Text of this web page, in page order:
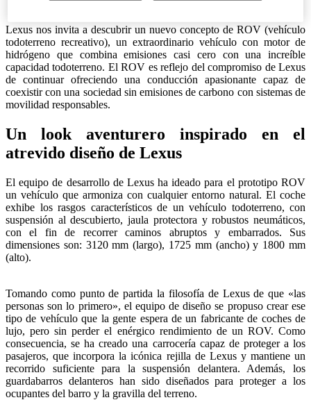
Lexus nos invita a descubrir un nuevo concepto de ROV (vehículo
todoterreno recreativo), un extraordinario vehículo con motor de
hidrógeno que combina emisiones casi cero con una increíble
capacidad todoterreno. El ROV es reflejo del compromiso de Lexus
de continuar ofreciendo una conducción apasionante capaz de
coexistir con una sociedad sin emisiones de carbono con sistemas de
movilidad responsables.
Un look aventurero inspirado en el
atrevido diseño de Lexus
El equipo de desarrollo de Lexus ha ideado para el prototipo ROV
un vehículo que armoniza con cualquier entorno natural. El coche
exhibe los rasgos característicos de un vehículo todoterreno, con
suspensión al descubierto, jaula protectora y robustos neumáticos,
con el fin de recorrer caminos abruptos y embarrados. Sus
dimensiones son: 3120 mm (largo), 1725 mm (ancho) y 1800 mm
(alto).
Tomando como punto de partida la filosofía de Lexus de que «las
personas son lo primero», el equipo de diseño se propuso crear ese
tipo de vehículo que la gente espera de un fabricante de coches de
lujo, pero sin perder el enérgico rendimiento de un ROV. Como
consecuencia, se ha creado una carrocería capaz de proteger a los
pasajeros, que incorpora la icónica rejilla de Lexus y mantiene un
recorrido suficiente para la suspensión delantera. Además, los
guardabarros delanteros han sido diseñados para proteger a los
ocupantes del barro y la gravilla del terreno.